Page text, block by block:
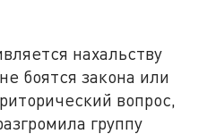
нахальству
боятся закона или
вопрос,
группу